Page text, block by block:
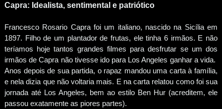
Capra: Idealista, sentimental e patriótico
Francesco Rosario Capra foi um italiano, nascido na Sicília em
1897. Filho de um plantador de frutas, ele tinha 6 irmãos. E não
teríamos hoje tantos grandes filmes para desfrutar se um dos
irmãos de Capra não tivesse ido para Los Angeles ganhar a vida.
Anos depois de sua partida, o rapaz mandou uma carta à família,
e nela dizia que não voltaria mais. E na carta relatou como foi sua
jornada até Los Angeles, bem ao estilo Ben Hur (acreditem, ele
passou exatamente as piores partes).